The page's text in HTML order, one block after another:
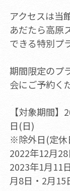
アクセスは当
あだたら高原
できる特別プ
期間限定のプ
会にご予約く
【対象期間
日(日)
※除外日(定休
2022年12月28
2023年1月11
月8日・2月15